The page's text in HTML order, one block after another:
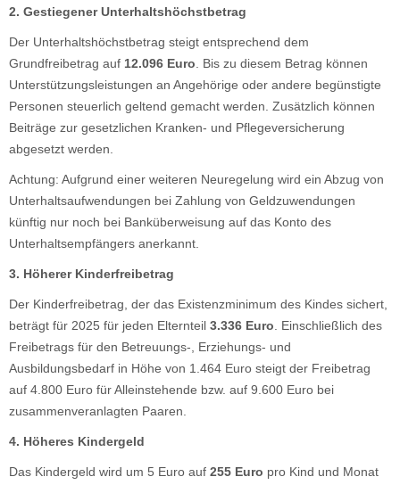
2. Gestiegener Unterhaltshöchstbetrag
Der Unterhaltshöchstbetrag steigt entsprechend dem
Grundfreibetrag auf 12.096 Euro . Bis zu diesem Betrag können
Unterstützungsleistungen an Angehörige oder andere begünstigte
Personen steuerlich geltend gemacht werden. Zusätzlich können
Beiträge zur gesetzlichen Kranken- und Pflegeversicherung
abgesetzt werden.
Achtung: Aufgrund einer weiteren Neuregelung wird ein Abzug von
Unterhaltsaufwendungen bei Zahlung von Geldzuwendungen
künftig nur noch bei Banküberweisung auf das Konto des
Unterhaltsempfängers anerkannt.
3. Höherer Kinderfreibetrag
Der Kinderfreibetrag, der das Existenzminimum des Kindes sichert,
beträgt für 2025 für jeden Elternteil 3.336 Euro . Einschließlich des
Freibetrags für den Betreuungs-, Erziehungs- und
Ausbildungsbedarf in Höhe von 1.464 Euro steigt der Freibetrag
auf 4.800 Euro für Alleinstehende bzw. auf 9.600 Euro bei
zusammenveranlagten Paaren.
4. Höheres Kindergeld
Das Kindergeld wird um 5 Euro auf 255 Euro pro Kind und Monat